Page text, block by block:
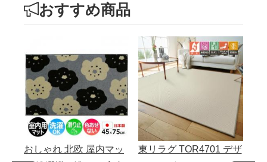
おすすめ商品
おしゃれ 北欧 屋内マッ
東リラグ TOR4701 デザ